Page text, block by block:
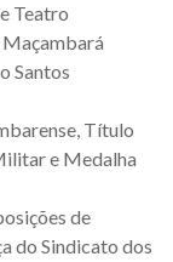
Teatro
Maçambará
Santos
Título
e Medalha
de
do Sindicato dos